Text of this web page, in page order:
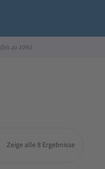
(bis zu 10%)
Zeige alle 8 Ergebnisse